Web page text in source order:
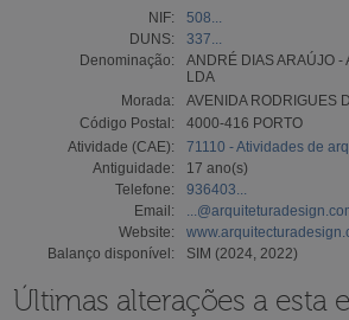
NIF:
508...
DUNS:
337...
Denominação:
ANDRÉ DIAS ARAÚJO -
LDA
Morada:
AVENIDA RODRIGUES
Código Postal:
4000-416 PORTO
Atividade (CAE):
71110 - Atividades de
Antiguidade:
17 ano(s)
Telefone:
936403...
Email:
Website:
Balanço disponível:
SIM (2024, 2022)
Últimas alterações a esta